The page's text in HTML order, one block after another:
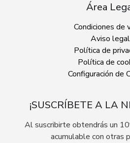
Área
Condiciones de
Aviso legal
Política de
Política de
Configuración de
¡SUSCRÍBETE A LA
Al suscribirte obtendrás un
acumulable con otras